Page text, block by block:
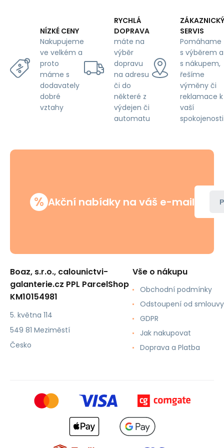
NÍZKÉ CENY
Nakupujeme
ve velkém a
proto
máme s
dodavately
dobré
vztahy
RYCHLÁ
DOPRAVA
máte na
výběr
dopravu
na adresu
či do
některé z
výdejen či
automatu
ZÁKAZNICKÝ
SERVIS
Pomáhame
s výběrem a
s nákupem,
řešíme
výměny či
reklamace k
vaší
spokojenosti
% Akční nabídky na váš e-mail
Boaz, s.r.o., calounictvi-
galanterie.cz PPL ParcelShop
KM10154981
5. května 114
549 81 Meziměstí
Česko
Vše o nákupu
Obchodní podmínky
Odstoupení od smlouvy
GDPR
Jak nakupovat
Doprava a Platba